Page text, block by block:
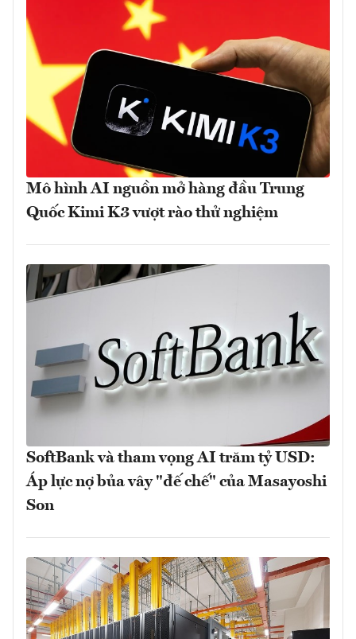
Mô hình AI nguồn mở hàng đầu Trung
Quốc Kimi K3 vượt rào thử nghiệm
SoftBank và tham vọng AI trăm tỷ USD:
Áp lực nợ bủa vây "đế chế" của Masayoshi
Son